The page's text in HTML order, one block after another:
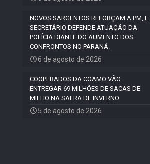
NOVOS SARGENTOS REFORÇAM A PM, E
SECRETÁRIO DEFENDE ATUAÇÃO DA
POLÍCIA DIANTE DO AUMENTO DOS
CONFRONTOS NO PARANÁ.
6 de agosto de 2026
COOPERADOS DA COAMO VÃO
ENTREGAR 69 MILHÕES DE SACAS DE
MILHO NA SAFRA DE INVERNO
5 de agosto de 2026